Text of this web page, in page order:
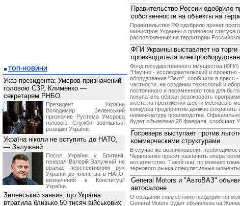
Правительство России одобрило
собственности на объекты на
Правительство РФ одобрило проект
министров Украины о правовом статусе
расположенных на территории
ФГИ Украины выставляет на
производителя
Фонд государственного имущества
"Научно - исследовательский и проектно
оборудования "Велт", сообщили в пресс
частности, на создании технологий и
постоянного и переменного тока для
покупатель обязан реализовать
места на протяжении шести месяцев с
конкурса предприятие должно
номенклатуру производства.
будет объявлено 28 февраля, сообщает
Госрезерв выступает против
коммерческими структурами
В случае же возникновения
Червоненко просит назначить
его агентство. Такой шаг, по мнению
зернового рынка спекулятивные моменты.
General Motors и "АвтоВАЗ"
автосалоне
О создании совместного предприятия
General Motors будет объявлено на
ТОП-НОВИНИ
Указ президента: Умєров призначений
головою СЗР, Клименко —
секретарем РНБО
Президент України
Володимир Зеленський
призначив Pустема Умєрова
головою Служби зовнішньої
розвідки України.
Україна ніколи не вступить до НАТО,
— Залужний
Посол України у Британії,
генерал Валерій Залужний не
вважає перспективним рух
України до членства в НАТО,
визначений в Конституції
України.
Зеленський заявив, що Україна
втратила близько 50 тисяч військових